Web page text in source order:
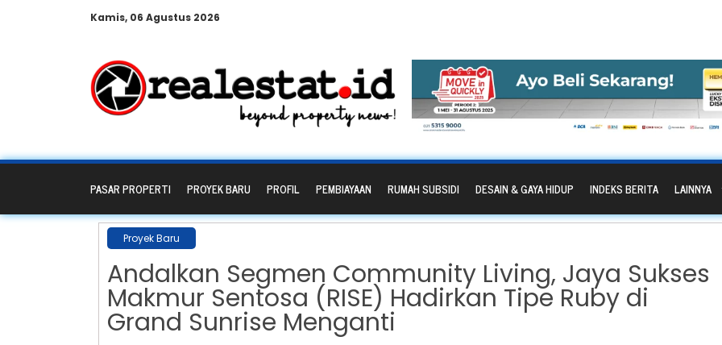
Kamis, 06 Agustus 2026
PASAR PROPERTI PROYEK BARU PROFIL PEMBIAYAAN RUMAH SUBSIDI DESAIN & GAYA HIDUP INDEKS BERITA LAINNYA
Proyek Baru
Andalkan Segmen Community Living, Jaya Sukses
Makmur Sentosa (RISE) Hadirkan Tipe Ruby di
Grand Sunrise Menganti